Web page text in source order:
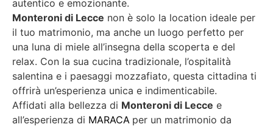
autentico e emozionante.
Monteroni di Lecce non è solo la location ideale per
il tuo matrimonio, ma anche un luogo perfetto per
una luna di miele all’insegna della scoperta e del
relax. Con la sua cucina tradizionale, l’ospitalità
salentina e i paesaggi mozzafiato, questa cittadina ti
offrirà un’esperienza unica e indimenticabile.
Affidati alla bellezza di Monteroni di Lecce e
all’esperienza di MARACA per un matrimonio da